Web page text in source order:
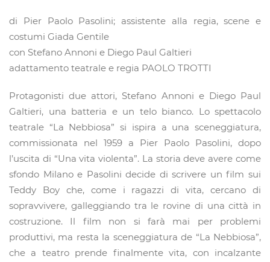
di Pier Paolo Pasolini; assistente alla regia, scene e
costumi Giada Gentile
con Stefano Annoni e Diego Paul Galtieri
adattamento teatrale e regia PAOLO TROTTI
Protagonisti due attori, Stefano Annoni e Diego Paul
Galtieri, una batteria e un telo bianco. Lo spettacolo
teatrale “La Nebbiosa” si ispira a una sceneggiatura,
commissionata nel 1959 a Pier Paolo Pasolini, dopo
l’uscita di “Una vita violenta”. La storia deve avere come
sfondo Milano e Pasolini decide di scrivere un film sui
Teddy Boy che, come i ragazzi di vita, cercano di
sopravvivere, galleggiando tra le rovine di una città in
costruzione. Il film non si farà mai per problemi
produttivi, ma resta la sceneggiatura de “La Nebbiosa”,
che a teatro prende finalmente vita, con incalzante